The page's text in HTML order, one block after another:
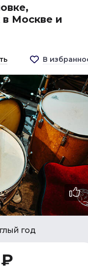
Москве и
В
год